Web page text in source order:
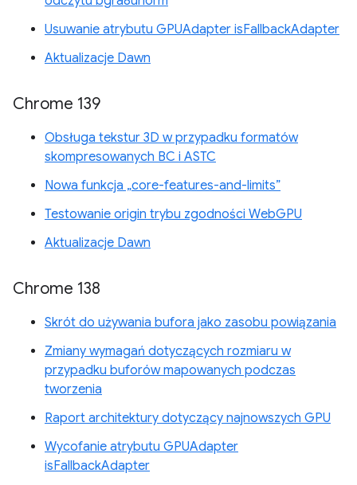
Usuwanie atrybutu GPUAdapter isFallbackAdapter
Aktualizacje Dawn
Chrome 139
Obsługa tekstur 3D w przypadku formatów
skompresowanych BC i ASTC
Nowa funkcja „core-features-and-limits”
Testowanie origin trybu zgodności WebGPU
Aktualizacje Dawn
Chrome 138
Skrót do używania bufora jako zasobu powiązania
Zmiany wymagań dotyczących rozmiaru w
przypadku buforów mapowanych podczas
tworzenia
Raport architektury dotyczący najnowszych GPU
Wycofanie atrybutu GPUAdapter
isFallbackAdapter